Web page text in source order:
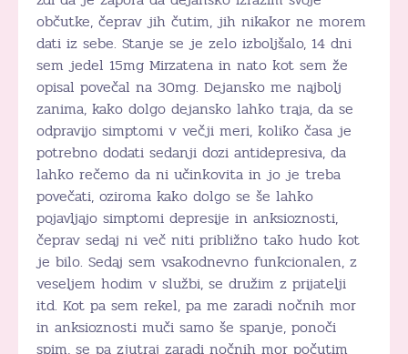
občutke, čeprav jih čutim, jih nikakor ne morem
dati iz sebe. Stanje se je zelo izboljšalo, 14 dni
sem jedel 15mg Mirzatena in nato kot sem že
opisal povečal na 30mg. Dejansko me najbolj
zanima, kako dolgo dejansko lahko traja, da se
odpravijo simptomi v večji meri, koliko časa je
potrebno dodati sedanji dozi antidepresiva, da
lahko rečemo da ni učinkovita in jo je treba
povečati, oziroma kako dolgo se še lahko
pojavljajo simptomi depresije in anksioznosti,
čeprav sedaj ni več niti približno tako hudo kot
je bilo. Sedaj sem vsakodnevno funkcionalen, z
veseljem hodim v službi, se družim z prijatelji
itd. Kot pa sem rekel, pa me zaradi nočnih mor
in anksioznosti muči samo še spanje, ponoči
spim, se pa zjutraj zaradi nočnih mor počutim